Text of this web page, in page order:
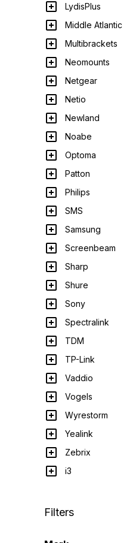
LydisPlus
Middle Atlantic
Multibrackets
Neomounts
Netgear
Netio
Newland
Noabe
Optoma
Patton
Philips
SMS
Samsung
Screenbeam
Sharp
Shure
Sony
Spectralink
TDM
TP-Link
Vaddio
Vogels
Wyrestorm
Yealink
Zebrix
i3
Filters